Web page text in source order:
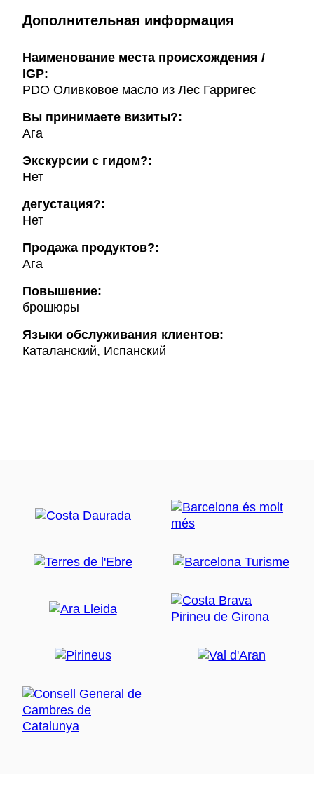
Дополнительная информация
Наименование места происхождения /
IGP:
PDO Оливковое масло из Лес Гарригес
Вы принимаете визиты?:
Ага
Экскурсии с гидом?:
Нет
дегустация?:
Нет
Продажа продуктов?:
Ага
Повышение:
брошюры
Языки обслуживания клиентов:
Каталанский, Испанский